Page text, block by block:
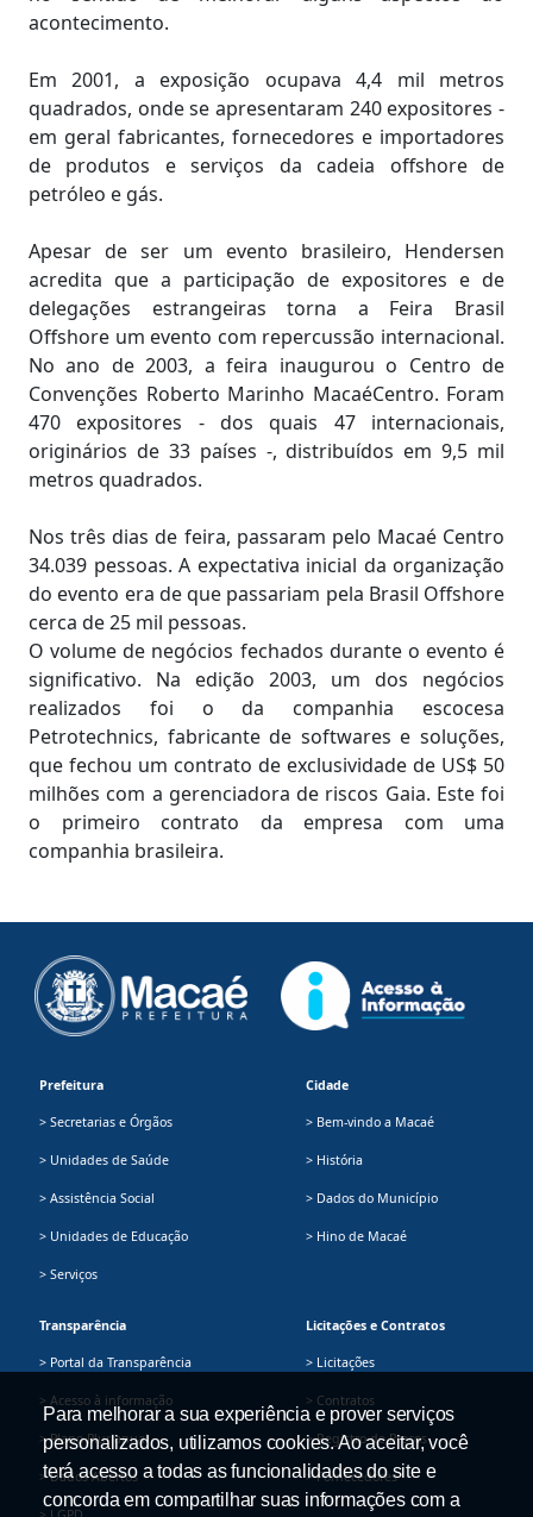
acontecimento.
Em 2001, a exposição ocupava 4,4 mil metros
quadrados, onde se apresentaram 240 expositores -
em geral fabricantes, fornecedores e importadores
de produtos e serviços da cadeia offshore de
petróleo e gás.
Apesar de ser um evento brasileiro, Hendersen
acredita que a participação de expositores e de
delegações estrangeiras torna a Feira Brasil
Offshore um evento com repercussão internacional.
No ano de 2003, a feira inaugurou o Centro de
Convenções Roberto Marinho MacaéCentro. Foram
470 expositores - dos quais 47 internacionais,
originários de 33 países -, distribuídos em 9,5 mil
metros quadrados.
Nos três dias de feira, passaram pelo Macaé Centro
34.039 pessoas. A expectativa inicial da organização
do evento era de que passariam pela Brasil Offshore
cerca de 25 mil pessoas.
O volume de negócios fechados durante o evento é
significativo. Na edição 2003, um dos negócios
realizados foi o da companhia escocesa
Petrotechnics, fabricante de softwares e soluções,
que fechou um contrato de exclusividade de US$ 50
milhões com a gerenciadora de riscos Gaia. Este foi
o primeiro contrato da empresa com uma
companhia brasileira.
Prefeitura
> Secretarias e Órgãos
> Unidades de Saúde
> Assistência Social
> Unidades de Educação
> Serviços
Cidade
> Bem-vindo a Macaé
> História
> Dados do Município
> Hino de Macaé
Transparência
> Portal da Transparência
> Acesso à informação
> Plano Plurianual
> Dados Abertos
Licitações e Contratos
> Licitações
> Contratos
> Registro de Preços
> Fornecedores
Para melhorar a sua experiência e prover serviços
personalizados, utilizamos cookies. Ao aceitar, você
terá acesso a todas as funcionalidades do site e
concorda em compartilhar suas informações com a